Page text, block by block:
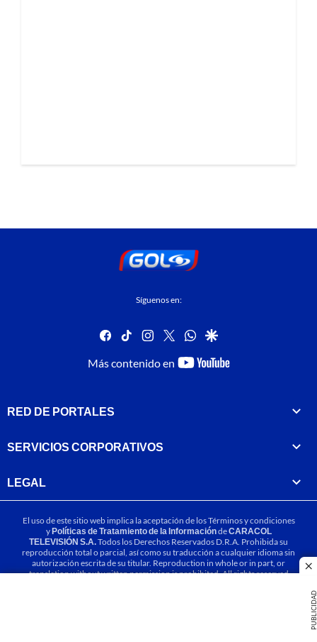
PUBLICIDAD
Síguenos en:
facebook
tiktok instagram
twitterwhatsapp
google
Más contenido en
youtube-
RED DE PORTALES
SERVICIOS CORPORATIVOS
LEGAL
El uso de este sitio web implica la aceptación de losTérminos y condiciones
yPolíticas de Tratamiento de la InformacióndeCARACOL
TELEVISIÓN S.A.Todos los Derechos Reservados D.R.A. Prohibida su
reproducción total o parcial, así como su traducción a cualquier idioma sin
autorización escrita de su titular. Reproduction in whole or in part, or
translation without written permission is prohibited. All rights reserved